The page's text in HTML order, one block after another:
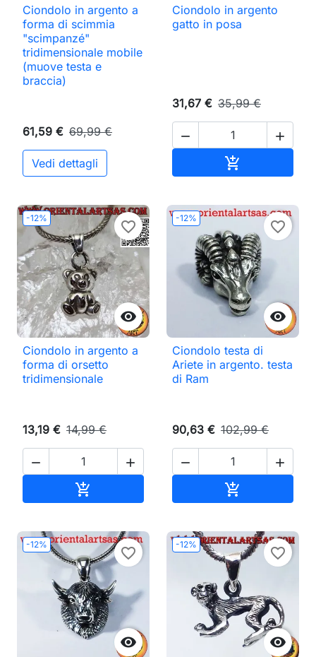
Ciondolo in argento a
forma di scimmia
"scimpanzé"
tridimensionale mobile
(muove testa e
braccia)
61,59 € 69,99 €
Vedi dettagli
Ciondolo in argento
gatto in posa
31,67 € 35,99 €
 

-12%

favorite_border
Ciondolo in argento a
forma di orsetto
tridimensionale
13,19 € 14,99 €
 

-12%

favorite_border
Ciondolo testa di
Ariete in argento. testa
di Ram
90,63 € 102,99 €
 

-12%

favorite_border
-12%

favorite_border